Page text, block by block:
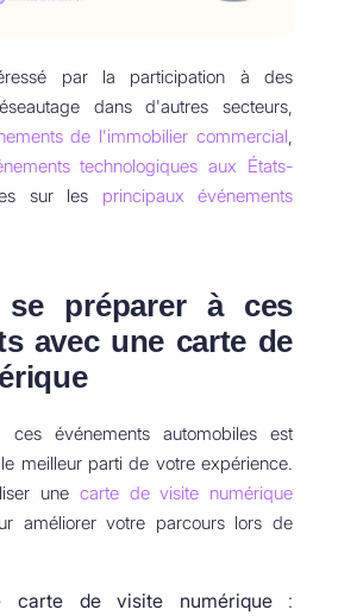
par la participation à des
dans d'autres secteurs,
de l'immobilier commercial,
technologiques aux États-
sur les principaux événements
se préparer à ces
avec une carte de
événements automobiles est
meilleur parti de votre expérience.
une carte de visite numérique
améliorer votre parcours lors de
carte de visite numérique: